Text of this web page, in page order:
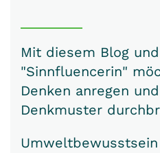
Mit diesem Blog
"Sinnfluencerin"
Denken anregen
Denkmuster
Umweltbewusstsein